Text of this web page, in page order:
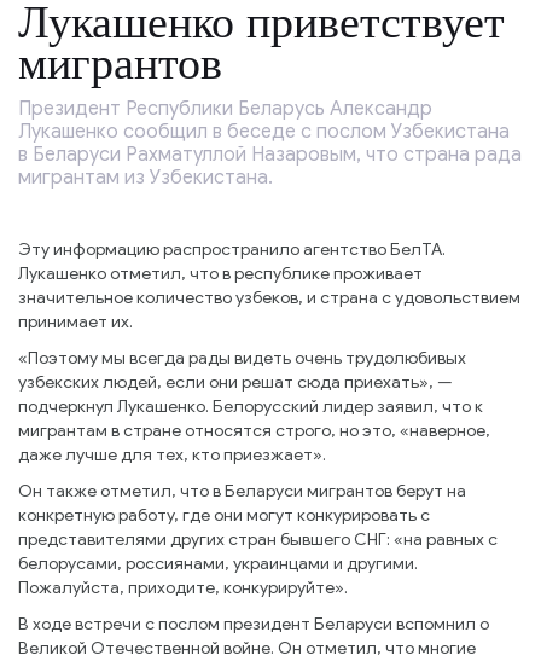
Лукашенко приветствует
мигрантов
Президент Республики Беларусь Александр
Лукашенко сообщил в беседе с послом Узбекистана
в Беларуси Рахматуллой Назаровым, что страна рада
мигрантам из Узбекистана.
Эту информацию распространило агентство БелТА.
Лукашенко отметил, что в республике проживает
значительное количество узбеков, и страна с удовольствием
принимает их.
«Поэтому мы всегда рады видеть очень трудолюбивых
узбекских людей, если они решат сюда приехать», —
подчеркнул Лукашенко. Белорусский лидер заявил, что к
мигрантам в стране относятся строго, но это, «наверное,
даже лучше для тех, кто приезжает».
Он также отметил, что в Беларуси мигрантов берут на
конкретную работу, где они могут конкурировать с
представителями других стран бывшего СНГ: «на равных с
белорусами, россиянами, украинцами и другими.
Пожалуйста, приходите, конкурируйте».
В ходе встречи с послом президент Беларуси вспомнил о
Великой Отечественной войне. Он отметил, что многие